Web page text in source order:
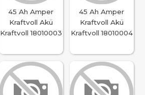
45 Ah Amper
Kraftvoll Akü
Kraftvoll 18010003
45 Ah Amper
Kraftvoll Akü
Kraftvoll 18010004